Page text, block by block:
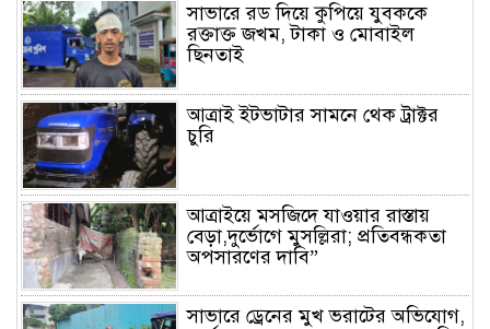
সাভারে রড দিয়ে কুপিয়ে যুবককে
রক্তাক্ত জখম, টাকা ও মোবাইল
ছিনতাই
আত্রাই ইটভাটার সামনে থেক ট্রাক্টর
চুরি
আত্রাইয়ে মসজিদে যাওয়ার রাস্তায়
বেড়া,দুর্ভোগে মুসল্লিরা; প্রতিবন্ধকতা
অপসারণের দাবি”
সাভারে ড্রেনের মুখ ভরাটের অভিযোগ,